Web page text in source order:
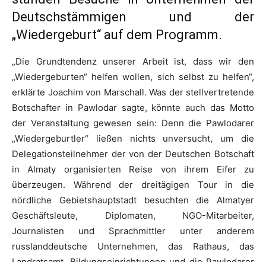
Deutschstämmigen und der
„Wiedergeburt“ auf dem Programm.
„Die Grundtendenz unserer Arbeit ist, dass wir den
„Wiedergeburten“ helfen wollen, sich selbst zu helfen“,
erklärte Joachim von Marschall. Was der stellvertretende
Botschafter in Pawlodar sagte, könnte auch das Motto
der Veranstaltung gewesen sein: Denn die Pawlodarer
„Wiedergeburtler“ ließen nichts unversucht, um die
Delegationsteilnehmer der von der Deutschen Botschaft
in Almaty organisierten Reise von ihrem Eifer zu
überzeugen. Während der dreitägigen Tour in die
nördliche Gebietshauptstadt besuchten die Almatyer
Geschäftsleute, Diplomaten, NGO-Mitarbeiter,
Journalisten und Sprachmittler unter anderem
russlanddeutsche Unternehmen, das Rathaus, das